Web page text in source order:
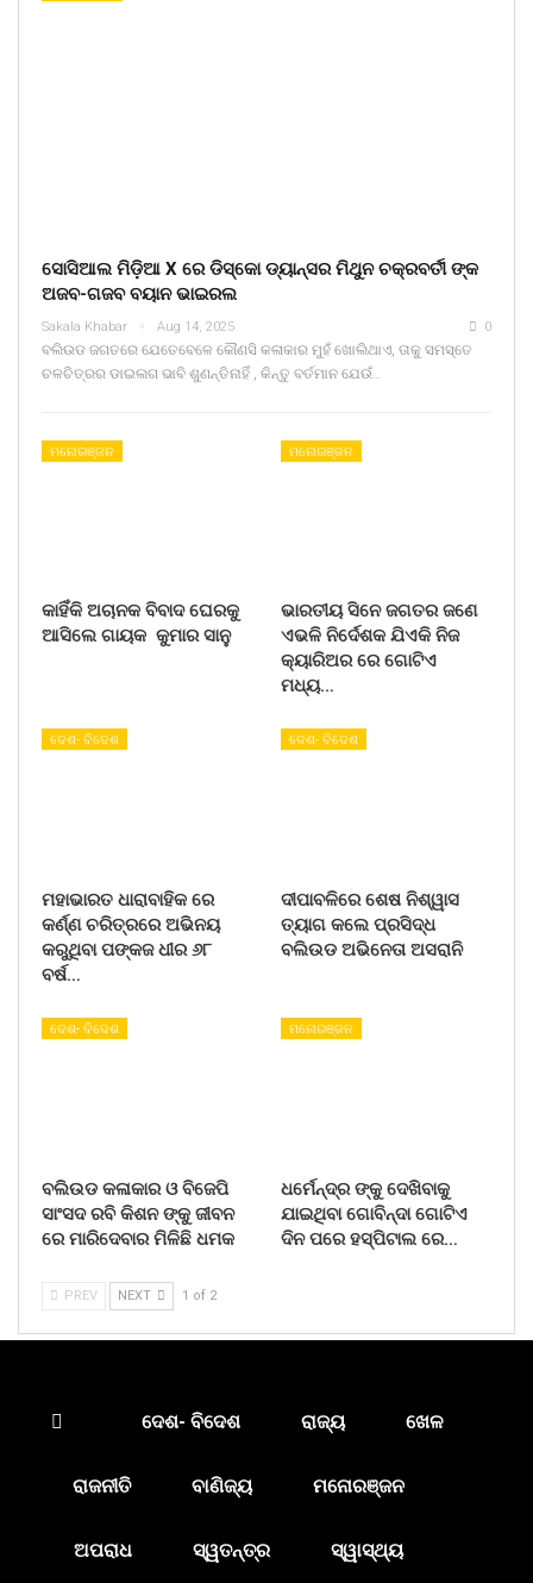
ସୋସିଆଲ ମିଡ଼ିଆ X ରେ ଡିସ୍କୋ ଡ୍ୟାନ୍ସର ମିଥୁନ ଚକ୍ରବର୍ତୀ ଙ୍କ
ଅଜବ-ଗଜବ ବୟାନ ଭାଇରଲ
Sakala Khabar Aug 14, 2025 0
ବଲିଉଡ ଜଗତରେ ଯେତେବେଳେ କୌଣସି କଳାକାର ମୁହଁ ଖୋଲିଥାଏ, ତାକୁ ସମସ୍ତେ
ଚଳଚିତ୍ରର ଡାଇଲଗ ଭାବି ଶୁଣନ୍ତିନାହିଁ , କିନ୍ତୁ ବର୍ତମାନ ଯେଉଁ…
ମନୋରଞ୍ଜନ
କାହିଁକି ଅଚାନକ ବିବାଦ ଘେରକୁ
ଆସିଲେ ଗାୟକ କୁମାର ସାନୁ
ମନୋରଞ୍ଜନ
ଭାରତୀୟ ସିନେ ଜଗତର ଜଣେ
ଏଭଳି ନିର୍ଦେଶକ ଯିଏକି ନିଜ
କ୍ୟାରିଅର ରେ ଗୋଟିଏ
ମଧ୍ୟ…
ଦେଶ- ବିଦେଶ
ମହାଭାରତ ଧାରାବାହିକ ରେ
କର୍ଣ୍ଣ ଚରିତ୍ରରେ ଅଭିନୟ
କରୁଥିବା ପଙ୍କଜ ଧୀର ୬୮
ବର୍ଷ…
ଦେଶ- ବିଦେଶ
ଦୀପାବଳିରେ ଶେଷ ନିଶ୍ୱାସ
ତ୍ୟାଗ କଲେ ପ୍ରସିଦ୍ଧ
ବଲିଉଡ ଅଭିନେତା ଅସରାନି
ଦେଶ- ବିଦେଶ
ବଲିଉଡ କଳାକାର ଓ ବିଜେପି
ସାଂସଦ ରବି କିଶନ ଙ୍କୁ ଜୀବନ
ରେ ମାରିଦେବାର ମିଳିଛି ଧମକ
ମନୋରଞ୍ଜନ
ଧର୍ମେନ୍ଦ୍ର ଙ୍କୁ ଦେଖିବାକୁ
ଯାଇଥିବା ଗୋବିନ୍ଦା ଗୋଟିଏ
ଦିନ ପରେ ହସ୍ପିଟାଲ ରେ…
PREV NEXT 1 of 2
ଦେଶ- ବିଦେଶ ରାଜ୍ୟ ଖେଳ
ରାଜନୀତି ବାଣିଜ୍ୟ ମନୋରଞ୍ଜନ
ଅପରାଧ ସ୍ୱତନ୍ତ୍ର ସ୍ୱାସ୍ଥ୍ୟ